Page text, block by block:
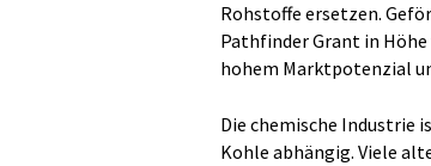
Rohstoffe ersetzen.
Pathfinder Grant in
hohem Marktpotenzial
Die chemische Industrie
Kohle abhängig. Viele